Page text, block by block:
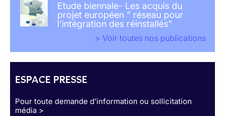
Etude biennale- Les acquis du
projet européen " réseau pour
l'intégration des réinstallés"
> Voir toutes nos publications
ESPACE PRESSE
Pour toute demande d’information ou sollicitation
média >